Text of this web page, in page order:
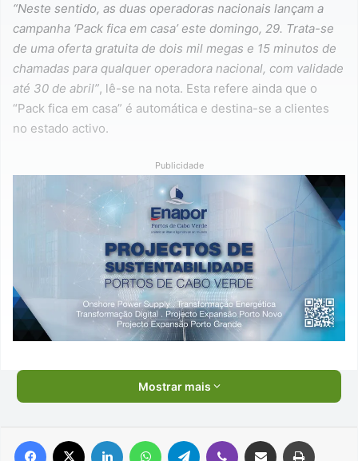
“Neste sentido, as duas operadoras nacionais lançam a
campanha ‘Pack fica em casa’ este domingo, 29. Trata-se
de uma oferta gratuita de dois mil megas e 15 minutos de
chamadas para qualquer operadora nacional, com validade
até 30 de abril”, lê-se na nota. Esta refere ainda que o
“Pack fica em casa” é automática e destina-se a clientes
no estado activo.
Publicidade
Mostrar mais
Facebook Linkedin WhatsAppTelegram Viber Compartilhar via e-mail